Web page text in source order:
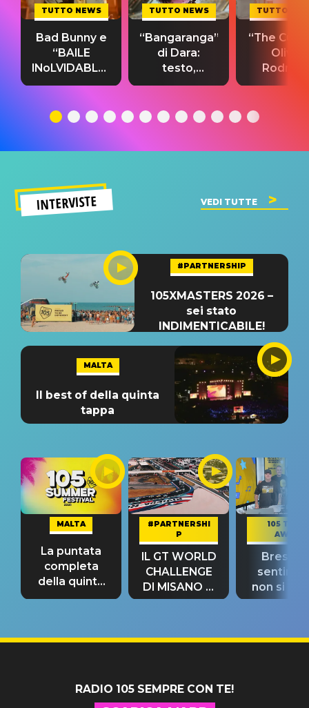
TUTTO NEWS
Bad Bunny e
“BAILE
INoLVIDABLE”:
testo,
significato
TUTTO NEWS
“Bangaranga”
di Dara:
testo,
traduzione e
del singolo
TUTTO
“The
Olivia
testo,
INTERVISTE VEDI TUTTE
#PARTNERSHIP
105XMASTERS 2026 –
sei stato
INDIMENTICABILE!
MALTA
Il best of della quinta
tappa
MALTA
La puntata
completa
della quinta
tappa
#PARTNERSHI
P
IL GT WORLD
CHALLENGE
DI MISANO si
riconferma
105 TAKE
AWAY
Bresh:
non si
fino alla
RADIO 105 SEMPRE CON TE!